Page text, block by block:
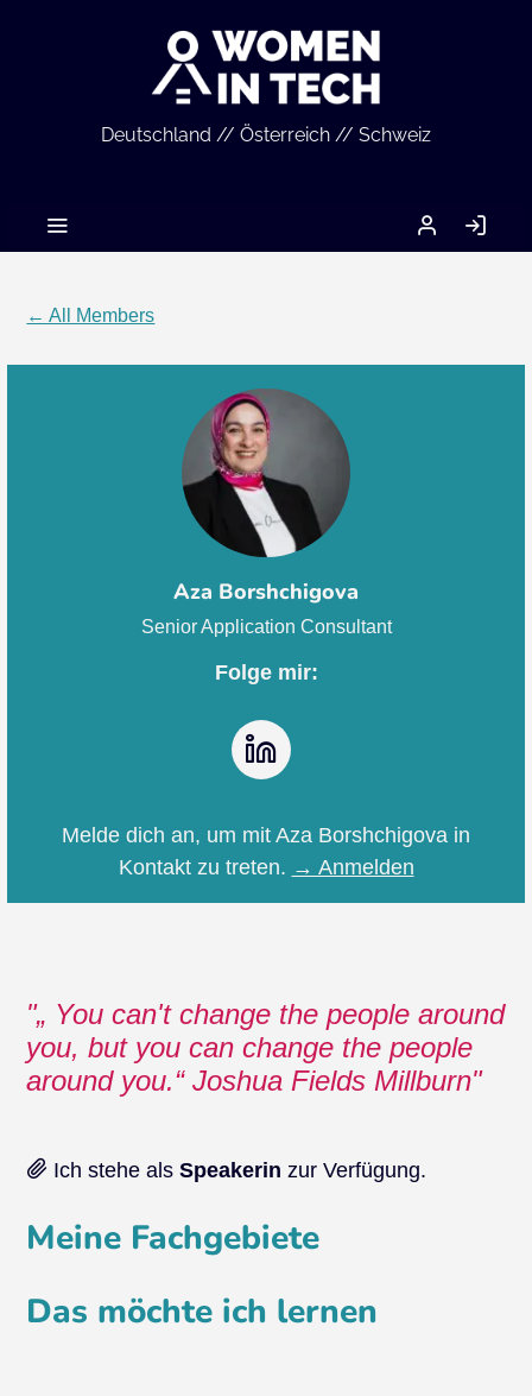
Deutschland // Österreich // Schweiz
MEIN
ACCOUNT
IN
← All Members
Aza Borshchigova
Senior Application Consultant
Folge mir:
Melde dich an, um mit Aza Borshchigova in
Kontakt zu treten. → Anmelden
„ You can't change the people around
you, but you can change the people
around you.“ Joshua Fields Millburn
Ich stehe alsSpeakerin zur Verfügung.
Meine Fachgebiete
Das möchte ich lernen